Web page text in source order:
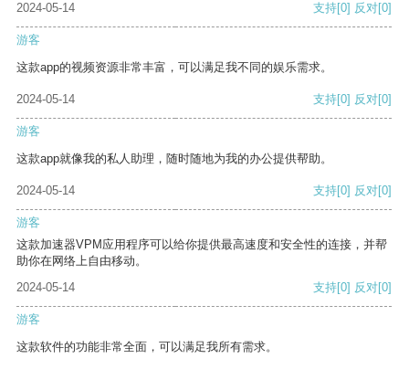
2024-05-14 支持[0] 反对[0]
游客
这款app的视频资源非常丰富，可以满足我不同的娱乐需求。
2024-05-14 支持[0] 反对[0]
游客
这款app就像我的私人助理，随时随地为我的办公提供帮助。
2024-05-14 支持[0] 反对[0]
游客
这款加速器VPM应用程序可以给你提供最高速度和安全性的连接，并帮
助你在网络上自由移动。
2024-05-14
支持[0] 反对[0]
游客
这款软件的功能非常全面，可以满足我所有需求。